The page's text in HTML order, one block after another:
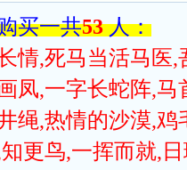
买一共53人：
情,死马当活马医
凤,一字长蛇阵,
绳,热情的沙漠,
更鸟,一挥而就,